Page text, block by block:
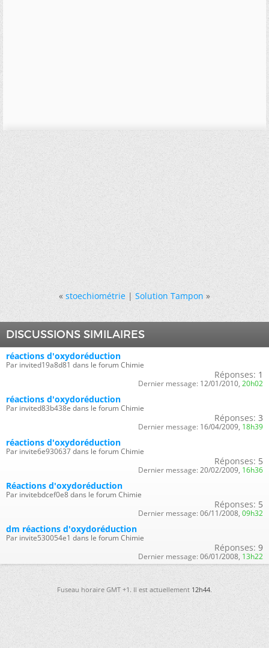
« stoechiométrie|Solution Tampon »
DISCUSSIONS SIMILAIRES
réactions d'oxydoréduction
Par invited19a8d81 dans le forum Chimie
Réponses: 1
Dernier message: 12/01/2010, 20h02
réactions d'oxydoréduction
Par invited83b438e dans le forum Chimie
Réponses: 3
Dernier message: 16/04/2009, 18h39
réactions d'oxydoréduction
Par invite6e930637 dans le forum Chimie
Réponses: 5
Dernier message: 20/02/2009, 16h36
Réactions d'oxydoréduction
Par invitebdcef0e8 dans le forum Chimie
Réponses: 5
Dernier message: 06/11/2008, 09h32
dm réactions d'oxydoréduction
Par invite530054e1 dans le forum Chimie
Réponses: 9
Dernier message: 06/01/2008, 13h22
Fuseau horaire GMT +1. Il est actuellement12h44.